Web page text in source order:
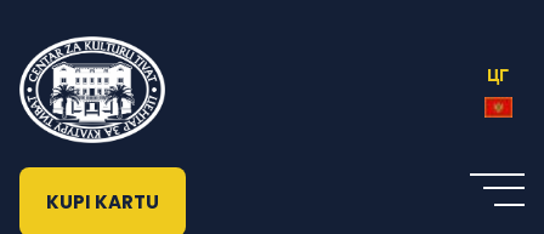
ЦГ
KUPI KARTU